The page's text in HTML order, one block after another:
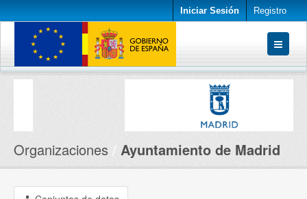
Iniciar Sesión Registro
Conjuntos de datos
Organizaciones Ayuntamiento de Madrid